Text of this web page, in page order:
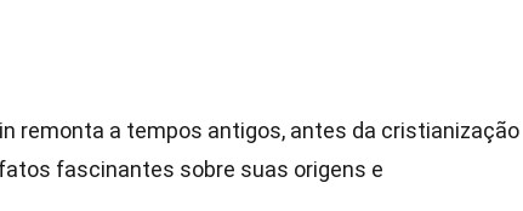
remonta a tempos antigos, antes da cristianização
fascinantes sobre suas origens e